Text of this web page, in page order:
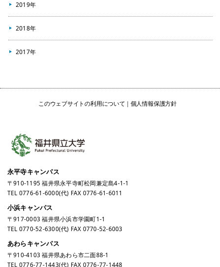
2019年
2018年
2017年
このウェブサイトの利用について 個人情報保護方針
永平寺キャンパス
〒910-1195 福井県永平寺町松岡兼定島4-1-1
TEL 0776-61-6000(代) FAX 0776-61-6011
小浜キャンパス
〒917-0003 福井県小浜市学園町1-1
TEL 0770-52-6300(代) FAX 0770-52-6003
あわらキャンパス
〒910-4103 福井県あわら市二面88-1
TEL 0776-77-1443(代) FAX 0776-77-1448